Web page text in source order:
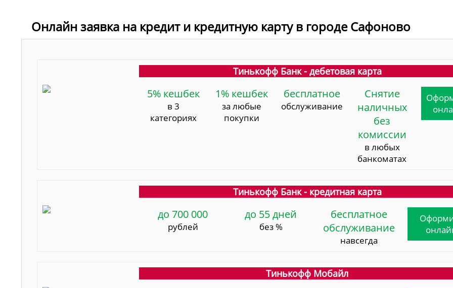
Онлайн заявка на кредит и кредитную карту в городе Сафоново
Тинькофф Банк - дебетовая карта
5% кешбек
в 3
категориях
1% кешбек
за любые
покупки
бесплатное
обслуживание
Снятие
наличных
без
комиссии
в любых
банкоматах
Тинькофф Банк - кредитная карта
до 700 000
рублей
до 55 дней
без %
бесплатное
обслуживание
навсегда
Тинькофф Мобайл